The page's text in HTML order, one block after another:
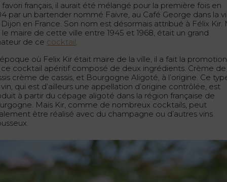
favori français, il aurait été mélangé pour la première fois en
par un bartender nommé Faivre, au Café George dans la
en France. Son nom est désormais attribué à Félix Kir.
le maire de cette ville entre 1945 et 1968, était un grand
de ce cocktail.
où Felix Kir était maire de la ville, il a fait la promotion
cocktail apéritif composé de deux ingrédients. Crème de
crème de cassis, et Bourgogne Aligoté, à l’origine. Ce
qui est d’ailleurs une appellation d’origine contrôlée, est
à partir du cépage aligoté dans la région française de
Mais Kir, comme de nombreux cocktails, peut
être réalisé avec du champagne ou d’autres vins